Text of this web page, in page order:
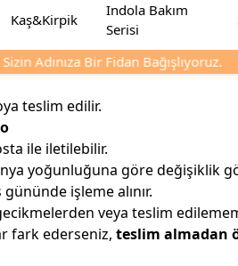
Kaş&Kirpik
Indola Bakım
Serisi
Adınıza Bir Fidan Bağışlıyoruz.
teslim edilir.
ile iletilebilir.
yoğunluğuna göre değişiklik
işleme alınır.
veya teslim
fark ederseniz, teslim almadan